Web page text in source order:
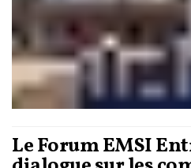
Le Forum EMSI